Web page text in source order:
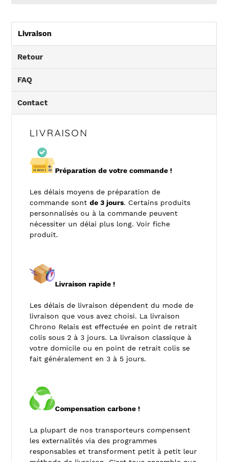
Livraison
Retour
FAQ
Contact
LIVRAISON
Préparation de votre commande !
Les délais moyens de préparation de
commande sont de 3 jours. Certains produits
personnalisés ou à la commande peuvent
nécessiter un délai plus long. Voir fiche
produit.
Livraison rapide !
Les délais de livraison dépendent du mode de
livraison que vous avez choisi. La livraison
Chrono Relais est effectuée en point de retrait
colis sous 2 à 3 jours. La livraison classique à
votre domicile ou en point de retrait colis se
fait généralement en 3 à 5 jours.
Compensation carbone !
La plupart de nos transporteurs compensent
les externalités via des programmes
responsables et transforment petit à petit leur